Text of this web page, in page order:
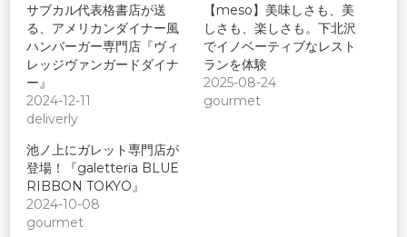
サブカル代表格書店が送
る、アメリカンダイナー風
ハンバーガー専門店『ヴィ
レッジヴァンガードダイナ
ー』
2024-12-11
deliverly
【meso】美味しさも、美
しさも、楽しさも。下北沢
でイノベーティブなレスト
ランを体験
2025-08-24
gourmet
池ノ上にガレット専門店が
登場！『galetteria BLUE
RIBBON TOKYO』
2024-10-08
gourmet